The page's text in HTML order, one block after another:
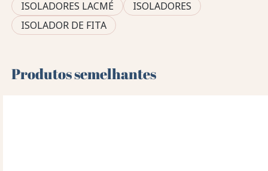
ISOLADORES LACMÉ
ISOLADORES
ISOLADOR DE FITA
Produtos semelhantes